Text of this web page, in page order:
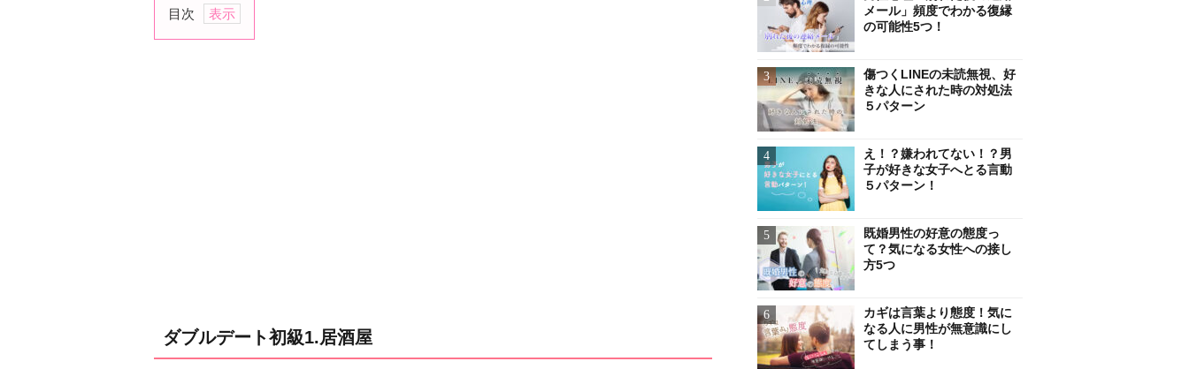
目次
ダ
ブ
ル
ダブルデート初級1.居酒屋
メール」頻度でわかる復縁
の可能性5つ！
傷つくLINEの未読無視、好
きな人にされた時の対処法
５パターン
え！？嫌われてない！？男
子が好きな女子へとる言動
５パターン！
既婚男性の好意の態度っ
て？気になる女性への接し
方5つ
カギは言葉より態度！気に
なる人に男性が無意識にし
てしまう事！